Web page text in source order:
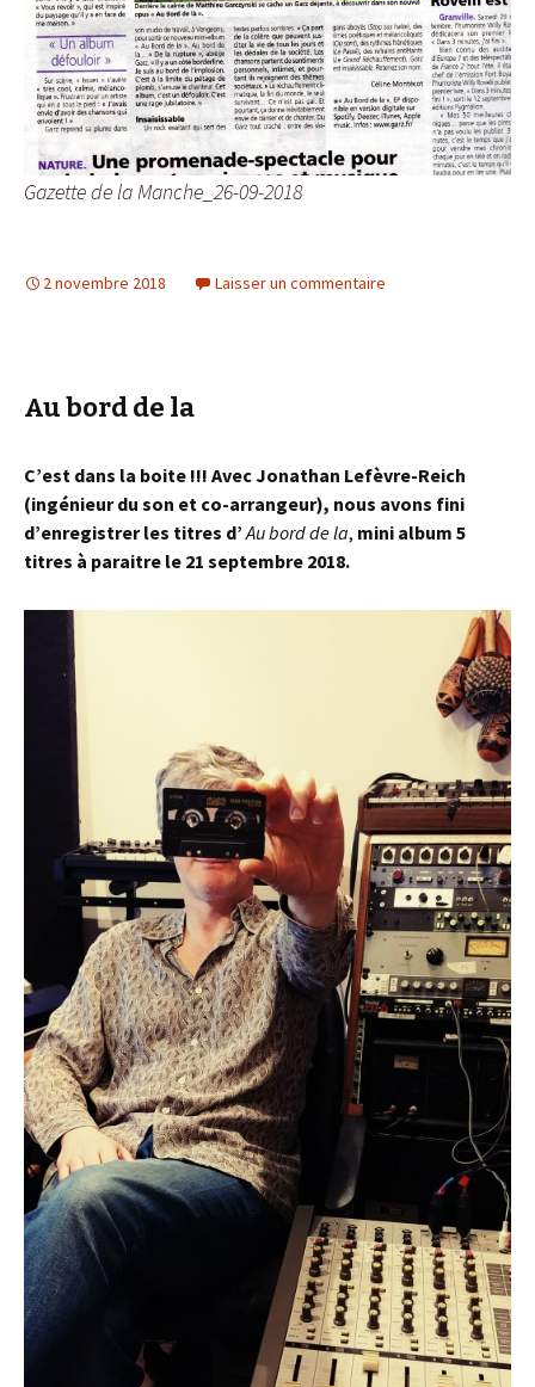
Gazette de la Manche_26-09-2018
2 novembre 2018 Laisser un commentaire
Au bord de la
C’est dans la boite !!! Avec Jonathan Lefèvre-Reich
(ingénieur du son et co-arrangeur), nous avons fini
d’enregistrer les titres d’Au bord de la, mini album 5
titres à paraitre le 21 septembre 2018.